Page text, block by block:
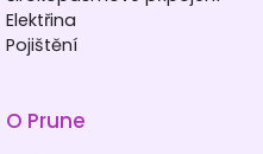
Elektřina
Pojištění
O Prune